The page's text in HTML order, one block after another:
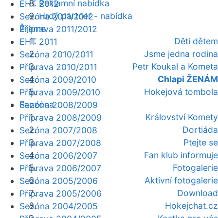
Reklamní nabídka
Hrdý partner - nabídka
Žijeme
Děti dětem
Jsme jedna rodina
Petr Koukal a Kometa
Chlapi ŽENÁM
Hokejová tombola
Fanzóna
Království Komety
Dortiáda
Ptejte se
Fan klub informuje
Fotogalerie
Aktivní fotogalerie
Download
Hokejchat.cz
EHT 2012
Sezóna 2011/2012
Příprava 2011/2012
EHT 2011
Sezóna 2010/2011
Příprava 2010/2011
Sezóna 2009/2010
Příprava 2009/2010
Sezóna 2008/2009
Příprava 2008/2009
Sezóna 2007/2008
Příprava 2007/2008
Sezóna 2006/2007
Příprava 2006/2007
Sezóna 2005/2006
Příprava 2005/2006
Sezóna 2004/2005